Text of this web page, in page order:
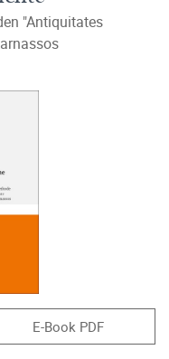
"Antiquitates
E-Book PDF